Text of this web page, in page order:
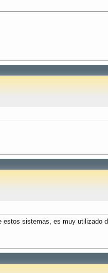
sistemas, es muy utilizado